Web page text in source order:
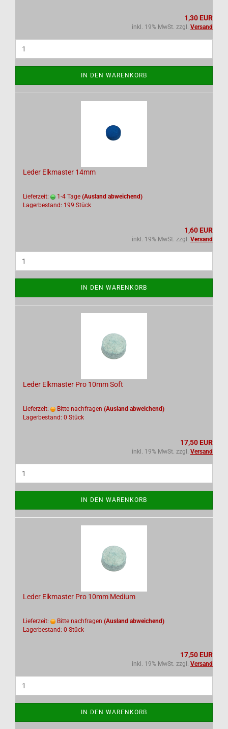
1,30 EUR
inkl. 19% MwSt. zzgl. Versand
IN DEN WARENKORB
Leder Elkmaster 14mm
Lieferzeit: 1-4 Tage (Ausland abweichend)
Lagerbestand: 199 Stück
1,60 EUR
inkl. 19% MwSt. zzgl. Versand
IN DEN WARENKORB
Leder Elkmaster Pro 10mm Soft
Lieferzeit: Bitte nachfragen (Ausland abweichend)
Lagerbestand: 0 Stück
17,50 EUR
inkl. 19% MwSt. zzgl. Versand
IN DEN WARENKORB
Leder Elkmaster Pro 10mm Medium
Lieferzeit: Bitte nachfragen (Ausland abweichend)
Lagerbestand: 0 Stück
17,50 EUR
inkl. 19% MwSt. zzgl. Versand
IN DEN WARENKORB